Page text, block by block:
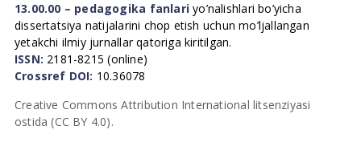
13.00.00 – pedagogika fanlari yo’nalishlari bo’yicha
dissertatsiya natijalarini chop etish uchun mo’ljallangan
yetakchi ilmiy jurnallar qatoriga kiritilgan.
ISSN: 2181-8215 (online)
Crossref DOI: 10.36078
Creative Commons Attribution International litsenziyasi
ostida (CC BY 4.0).